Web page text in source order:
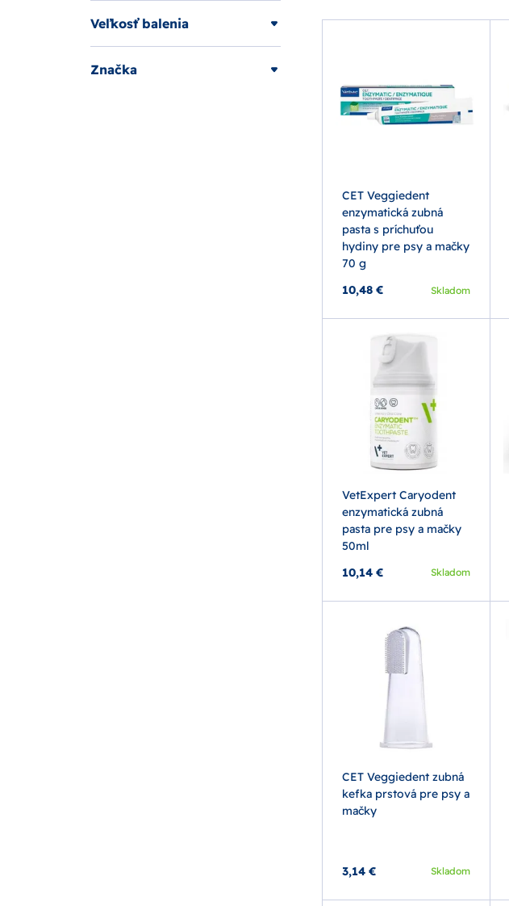
Veľkosť balenia
Značka
CET Veggiedent
enzymatická zubná
pasta s príchuťou
hydiny pre psy a mačky
70 g
10,48 €
Skladom
VetExpert Caryodent
enzymatická zubná
pasta pre psy a mačky
50ml
10,14 €
Skladom
CET Veggiedent zubná
kefka prstová pre psy a
mačky
3,14 € Skladom